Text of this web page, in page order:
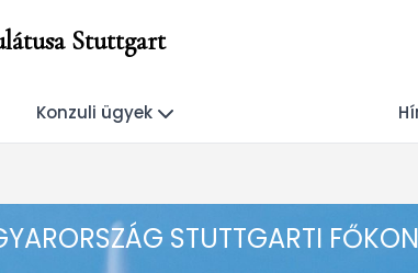
Stuttgart
Konzuli ügyek
STUTTGARTI